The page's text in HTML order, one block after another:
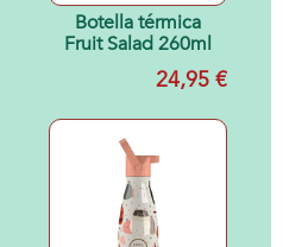
Botella térmica
Fruit Salad 260ml
24,95 €